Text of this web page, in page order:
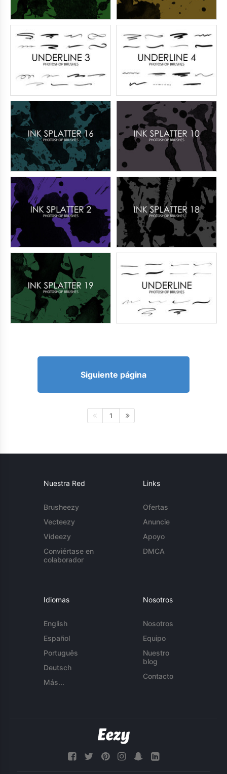
Siguiente página
1
Nuestra Red
Brusheezy
Vecteezy
Videezy
Conviértase en
colaborador
Links
Ofertas
Anuncie
Apoyo
DMCA
Idiomas
English
Español
Português
Deutsch
Más...
Nosotros
Nosotros
Equipo
Nuestro
blog
Contacto